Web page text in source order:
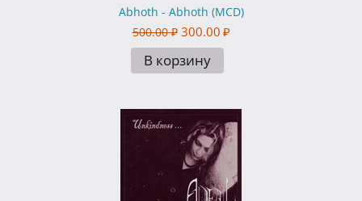
Abhoth - Abhoth (MCD)
500.00 ₽ 300.00 ₽
В корзину